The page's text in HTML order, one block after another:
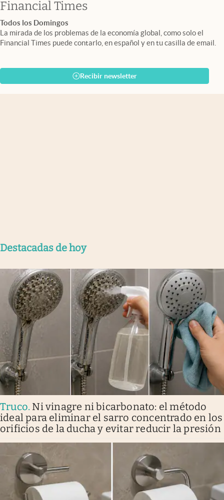
Financial Timesabre en nueva pestaña
Todos los Domingos
La mirada de los problemas de la economía global, como solo el
Financial Times puede contarlo, en español y en tu casilla de email.
Recibir newsletter
Destacadas de hoy
Truco. Ni vinagre ni bicarbonato: el método
ideal para eliminar el sarro concentrado en los
orificios de la ducha y evitar reducir la presión